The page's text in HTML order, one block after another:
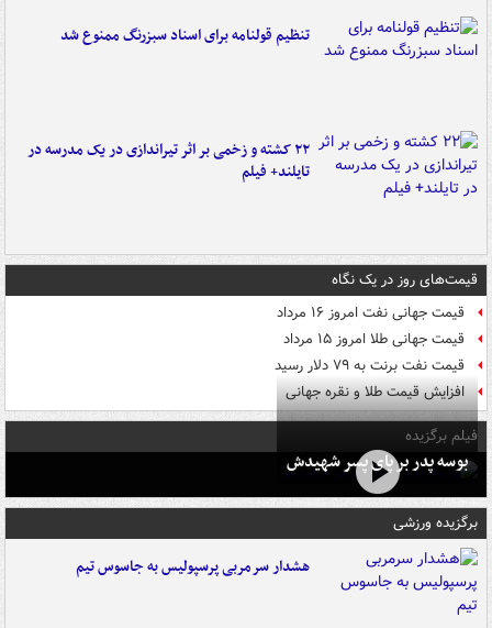
تنظیم قولنامه برای اسناد سبزرنگ ممنوع شد
۲۲ کشته و زخمی بر اثر تیراندازی در یک مدرسه در
تایلند+ فیلم
قیمت‌های روز در یک نگاه
قیمت جهانی نفت امروز ۱۶ مرداد
قیمت جهانی طلا امروز ۱۵ مرداد
قیمت نفت برنت به ۷۹ دلار رسید
افزایش قیمت طلا و نقره جهانی
فیلم برگزیده
بوسه‌ پدر بر پای پسر شهیدش
برگزیده ورزشی
هشدار سرمربی پرسپولیس به جاسوس تیم